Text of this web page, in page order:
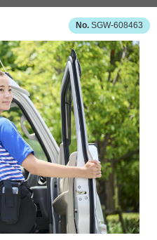
SGW-608463